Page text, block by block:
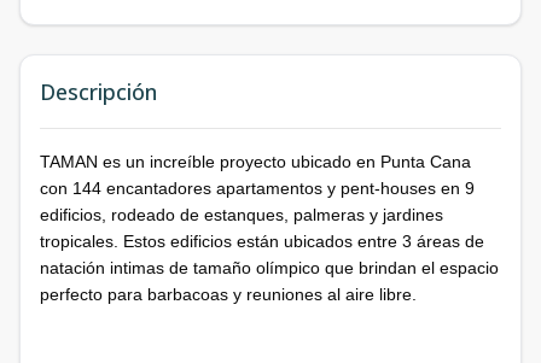
Descripción
TAMAN es un increíble proyecto ubicado en Punta Cana
con 144 encantadores apartamentos y pent-houses en 9
edificios, rodeado de estanques, palmeras y jardines
tropicales. Estos edificios están ubicados entre 3 áreas de
natación intimas de tamaño olímpico que brindan el espacio
perfecto para barbacoas y reuniones al aire libre.